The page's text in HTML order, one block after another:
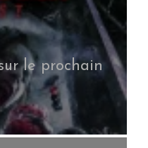
le prochain